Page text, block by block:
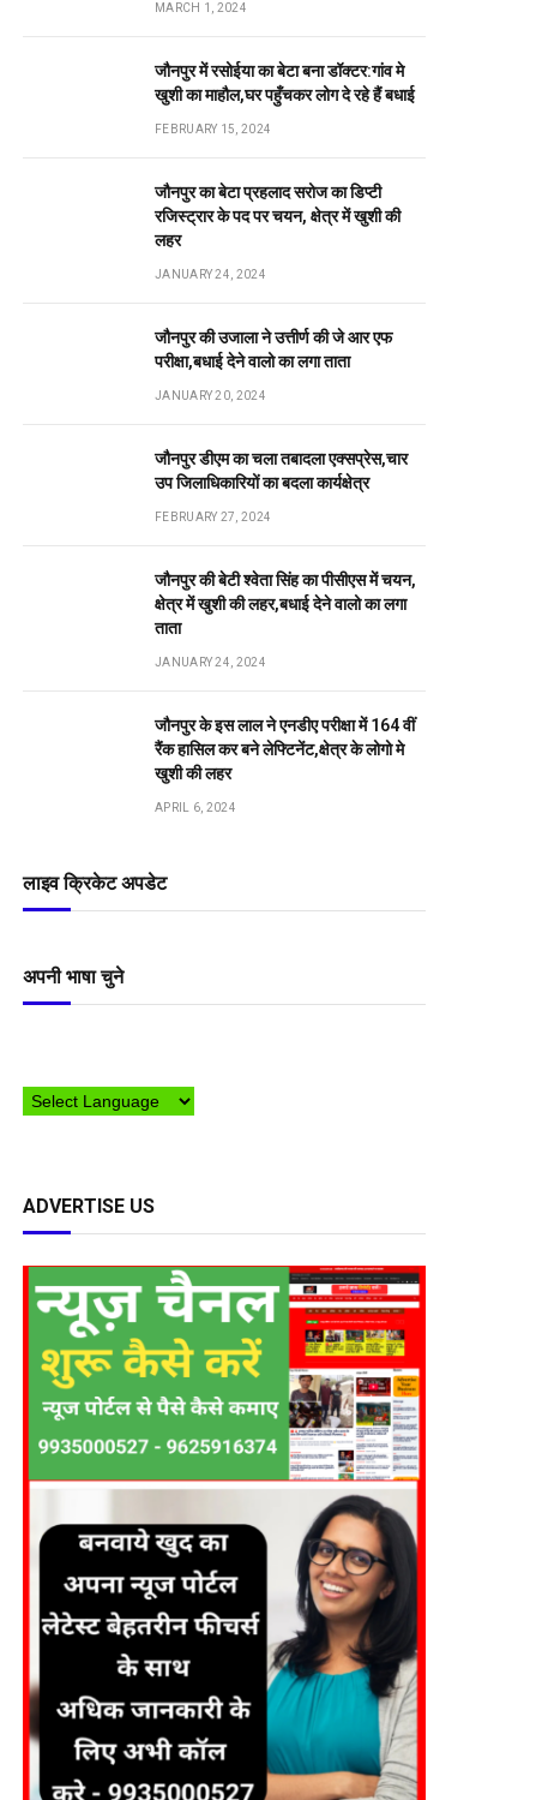
MARCH 1, 2024
जौनपुर में रसोईया का बेटा बना डॉक्टर:गांव मे
खुशी का माहौल,घर पहुँचकर लोग दे रहे हैं बधाई
FEBRUARY 15, 2024
जौनपुर का बेटा प्रहलाद सरोज का डिप्टी
रजिस्ट्रार के पद पर चयन, क्षेत्र में खुशी की
लहर
JANUARY 24, 2024
जौनपुर की उजाला ने उत्तीर्ण की जे आर एफ
परीक्षा,बधाई देने वालो का लगा ताता
JANUARY 20, 2024
जौनपुर डीएम का चला तबादला एक्सप्रेस,चार
उप जिलाधिकारियों का बदला कार्यक्षेत्र
FEBRUARY 27, 2024
जौनपुर की बेटी श्वेता सिंह का पीसीएस में चयन,
क्षेत्र में खुशी की लहर,बधाई देने वालो का लगा
ताता
JANUARY 24, 2024
जौनपुर के इस लाल ने एनडीए परीक्षा में 164 वीं
रैंक हासिल कर बने लेफ्टिनेंट,क्षेत्र के लोगो मे
खुशी की लहर
APRIL 6, 2024
लाइव क्रिकेट अपडेट
अपनी भाषा चुने
ADVERTISE US